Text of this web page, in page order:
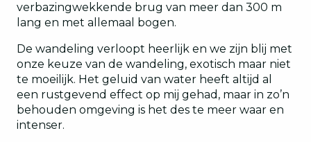
verbazingwekkende brug van meer dan 300 m
lang en met allemaal bogen.
De wandeling verloopt heerlijk en we zijn blij met
onze keuze van de wandeling, exotisch maar niet
te moeilijk. Het geluid van water heeft altijd al
een rustgevend effect op mij gehad, maar in zo’n
behouden omgeving is het des te meer waar en
intenser.